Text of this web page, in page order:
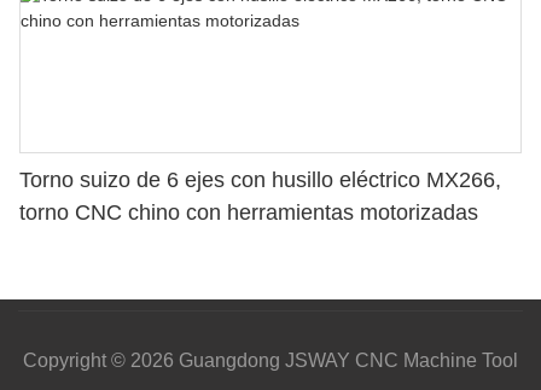
Torno suizo de 6 ejes con husillo eléctrico MX266,
torno CNC chino con herramientas motorizadas
Copyright © 2026 Guangdong JSWAY CNC Machine Tool